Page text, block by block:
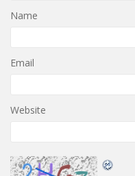
Name
Email
Website